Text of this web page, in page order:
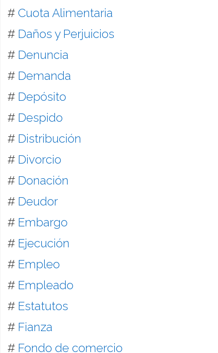
# Cuota Alimentaria
# Daños y Perjuicios
# Denuncia
# Demanda
# Depósito
# Despido
# Distribución
# Divorcio
# Donación
# Deudor
# Embargo
# Ejecución
# Empleo
# Empleado
# Estatutos
# Fianza
# Fondo de comercio